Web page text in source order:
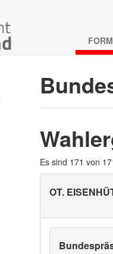
Es sind 171 von
OT.